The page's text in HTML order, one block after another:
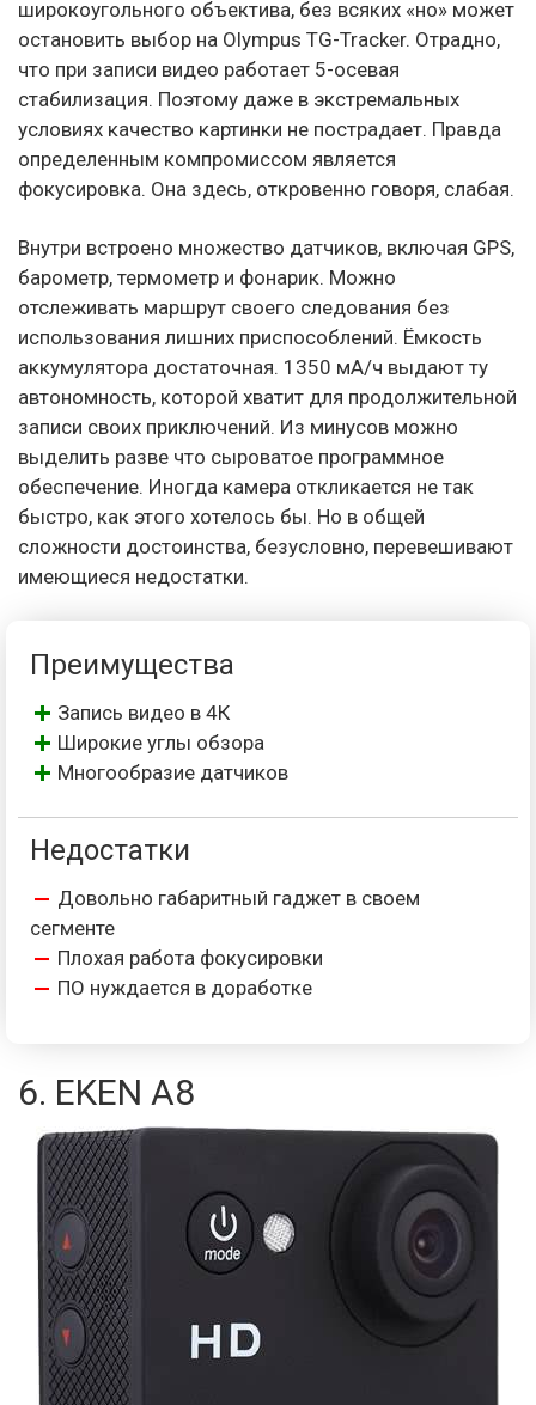
широкоугольного объектива, без всяких «но» может
остановить выбор на Olympus TG-Tracker. Отрадно,
что при записи видео работает 5-осевая
стабилизация. Поэтому даже в экстремальных
условиях качество картинки не пострадает. Правда
определенным компромиссом является
фокусировка. Она здесь, откровенно говоря, слабая.
Внутри встроено множество датчиков, включая GPS,
барометр, термометр и фонарик. Можно
отслеживать маршрут своего следования без
использования лишних приспособлений. Ёмкость
аккумулятора достаточная. 1350 мА/ч выдают ту
автономность, которой хватит для продолжительной
записи своих приключений. Из минусов можно
выделить разве что сыроватое программное
обеспечение. Иногда камера откликается не так
быстро, как этого хотелось бы. Но в общей
сложности достоинства, безусловно, перевешивают
имеющиеся недостатки.
Преимущества
Запись видео в 4К
Широкие углы обзора
Многообразие датчиков
Недостатки
Довольно габаритный гаджет в своем
сегменте
Плохая работа фокусировки
ПО нуждается в доработке
6. EKEN A8